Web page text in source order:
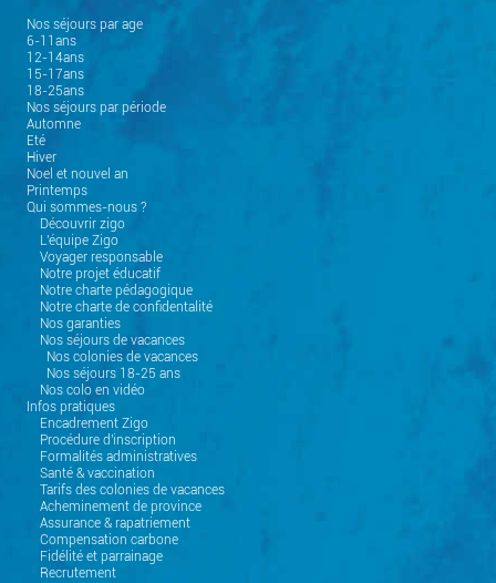
Nos séjours par age
6-11ans
12-14ans
15-17ans
18-25ans
Nos séjours par période
Automne
Eté
Hiver
Noel et nouvel an
Printemps
Qui sommes-nous ?
Découvrir zigo
L'équipe Zigo
Voyager responsable
Notre projet éducatif
Notre charte pédagogique
Notre charte de confidentalité
Nos garanties
Nos séjours de vacances
Nos colonies de vacances
Nos séjours 18-25 ans
Nos colo en vidéo
Infos pratiques
Encadrement Zigo
Procédure d'inscription
Formalités administratives
Santé & vaccination
Tarifs des colonies de vacances
Acheminement de province
Assurance & rapatriement
Compensation carbone
Fidélité et parrainage
Recrutement